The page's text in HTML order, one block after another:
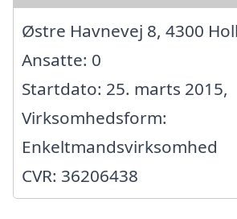
Østre Havnevej 8, 4300
Ansatte: 0
Startdato: 25. marts 2015,
Virksomhedsform:
Enkeltmandsvirksomhed
CVR: 36206438